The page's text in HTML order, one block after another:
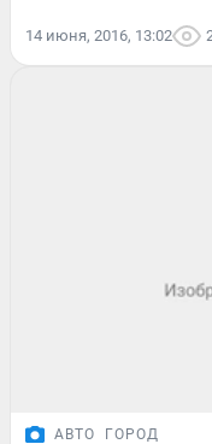
14 июня, 2016, 13:02
АВТО ГОРОД